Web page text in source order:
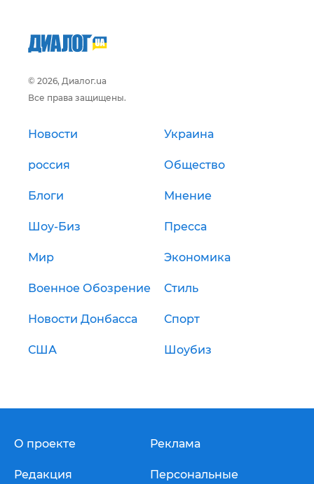
© 2026, Диалог.ua
Все права защищены.
Новости Украина
россия Общество
Блоги Мнение
Шоу-Биз Пресса
Мир Экономика
Военное Обозрение Стиль
Новости Донбасса Спорт
США Шоубиз
О проекте
Редакция
Реклама
Персональные